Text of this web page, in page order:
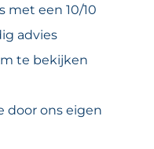
met een 10/10
advies
te bekijken
door ons eigen